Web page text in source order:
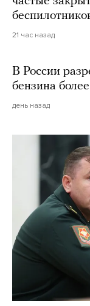
21 час назад
В России
бензина
день назад